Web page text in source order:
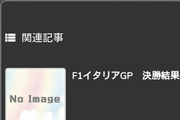
 関連記事
F1イタリアGP 決勝結果